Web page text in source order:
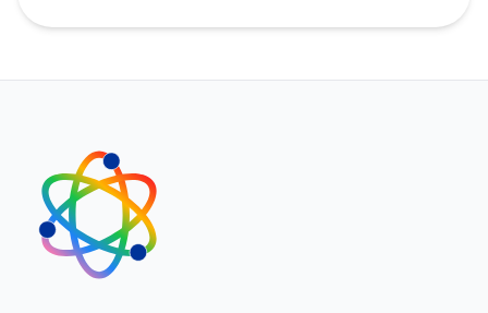
souveraineté numérique européenne n'est plus